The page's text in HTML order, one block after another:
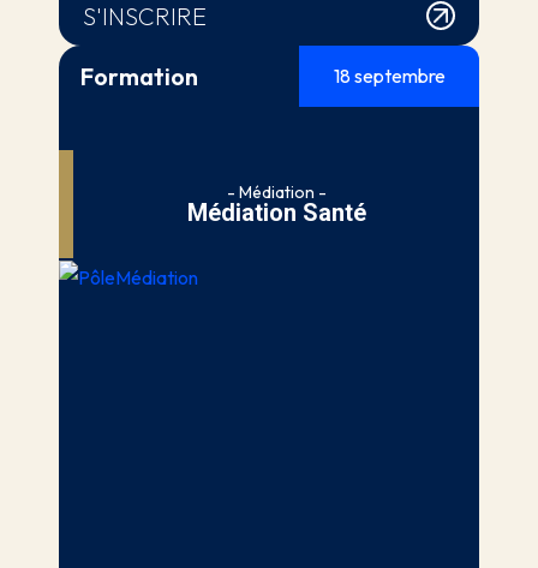
S'INSCRIRE
Formation
18 septembre
- Médiation -
Médiation Santé